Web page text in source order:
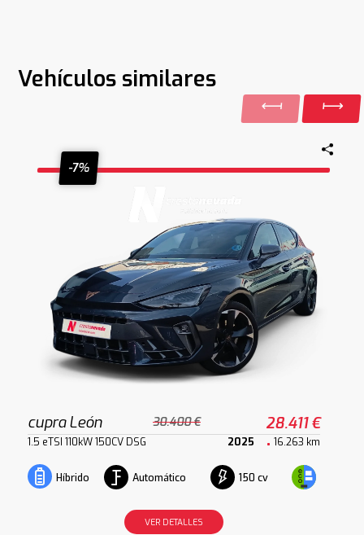
Vehículos similares
-7%
cupra León 30.400 € 28.411 €
1.5 eTSI 110kW 150CV DSG 2025 16.263 km
Híbrido Automático 150 cv
VER DETALLES